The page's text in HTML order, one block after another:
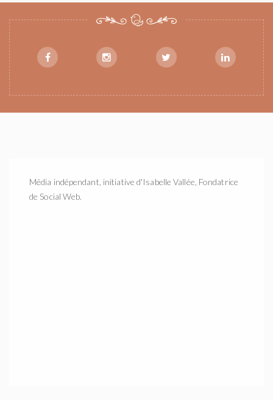
Média indépendant, initiative d'Isabelle Vallée, Fondatrice
de Social Web.